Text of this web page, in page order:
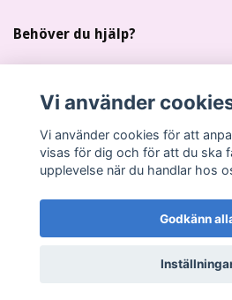
Behöver du hjälp?
Sociala medier
© 2026 Miankas
Vi använder
Vi använder cookies för att
visas för dig och för att du ska
upplevelse när du handlar hos
Godkänn